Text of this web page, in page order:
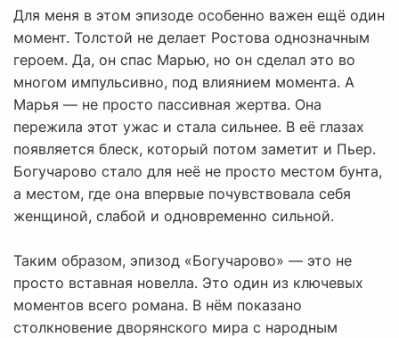
Для меня в этом эпизоде особенно важен ещё один
момент. Толстой не делает Ростова однозначным
героем. Да, он спас Марью, но он сделал это во
многом импульсивно, под влиянием момента. А
Марья — не просто пассивная жертва. Она
пережила этот ужас и стала сильнее. В её глазах
появляется блеск, который потом заметит и Пьер.
Богучарово стало для неё не просто местом бунта,
а местом, где она впервые почувствовала себя
женщиной, слабой и одновременно сильной.
Таким образом, эпизод «Богучарово» — это не
просто вставная новелла. Это один из ключевых
моментов всего романа. В нём показано
столкновение дворянского мира с народным